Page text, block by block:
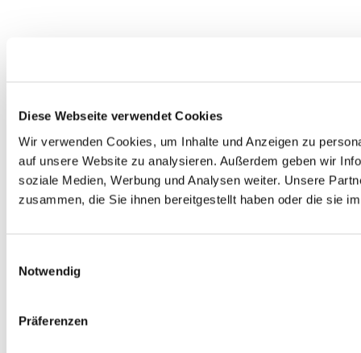
Diese Webseite verwendet Cookies
Wir verwenden Cookies, um Inhalte und Anzeigen zu
auf unsere Website zu analysieren. Außerdem geben wir
soziale Medien, Werbung und Analysen weiter. Unsere
zusammen, die Sie ihnen bereitgestellt haben oder die sie
Notwendig
Präferenzen